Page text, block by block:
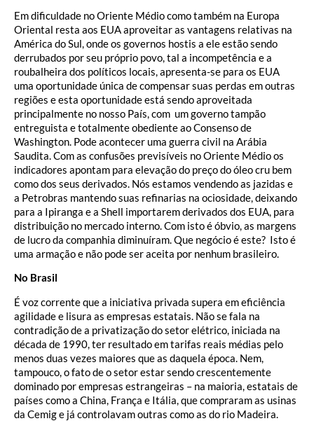
Em dificuldade no Oriente Médio como também na Europa
Oriental resta aos EUA aproveitar as vantagens relativas na
América do Sul, onde os governos hostis a ele estão sendo
derrubados por seu próprio povo, tal a incompetência e a
roubalheira dos políticos locais, apresenta-se para os EUA
uma oportunidade única de compensar suas perdas em outras
regiões e esta oportunidade está sendo aproveitada
principalmente no nosso País, com um governo tampão
entreguista e totalmente obediente ao Consenso de
Washington. Pode acontecer uma guerra civil na Arábia
Saudita. Com as confusões previsíveis no Oriente Médio os
indicadores apontam para elevação do preço do óleo cru bem
como dos seus derivados. Nós estamos vendendo as jazidas e
a Petrobras mantendo suas refinarias na ociosidade, deixando
para a Ipiranga e a Shell importarem derivados dos EUA, para
distribuição no mercado interno. Com isto é óbvio, as margens
de lucro da companhia diminuíram. Que negócio é este? Isto é
uma armação e não pode ser aceita por nenhum brasileiro.
No Brasil
É voz corrente que a iniciativa privada supera em eficiência
agilidade e lisura as empresas estatais. Não se fala na
contradição de a privatização do setor elétrico, iniciada na
década de 1990, ter resultado em tarifas reais médias pelo
menos duas vezes maiores que as daquela época. Nem,
tampouco, o fato de o setor estar sendo crescentemente
dominado por empresas estrangeiras – na maioria, estatais de
países como a China, França e Itália, que compraram as usinas
da Cemig e já controlavam outras como as do rio Madeira.